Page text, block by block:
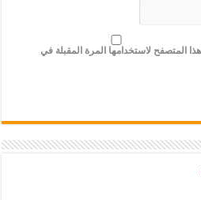
المتصفح لاستخدامها المرة المقبلة في